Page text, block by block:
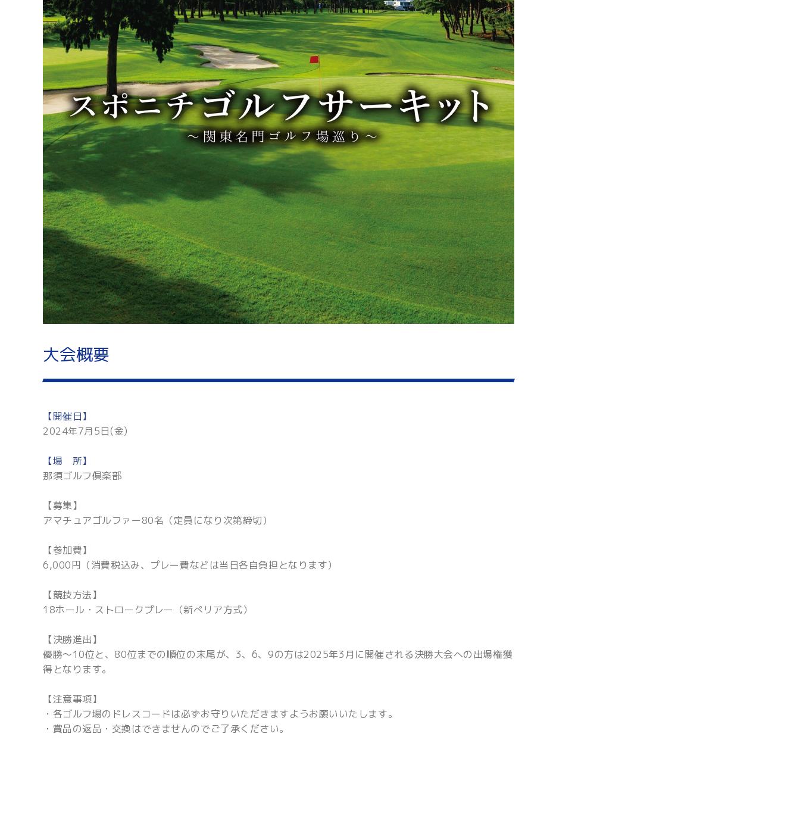
大会概要
【開催日】
2024年7月5日(金)
【場 所】
那須ゴルフ倶楽部
【募集】
アマチュアゴルファー80名（定員になり次第締切）
【参加費】
6,000円（消費税込み、プレー費などは当日各自負担となります）
【競技方法】
18ホール・ストロークプレー（新ぺリア方式）
【決勝進出】
優勝～10位と、80位までの順位の末尾が、3、6、9の方は2025年3月に開催される決勝大会への出場権獲
得となります。
【注意事項】
・各ゴルフ場のドレスコードは必ずお守りいただきますようお願いいたします。
・賞品の返品・交換はできませんのでご了承ください。